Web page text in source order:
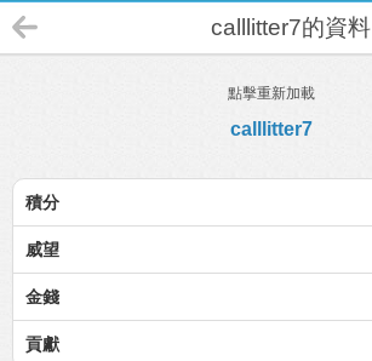
calllitter7的資料
點擊重新加載
calllitter7
積分
威望
金錢
貢獻